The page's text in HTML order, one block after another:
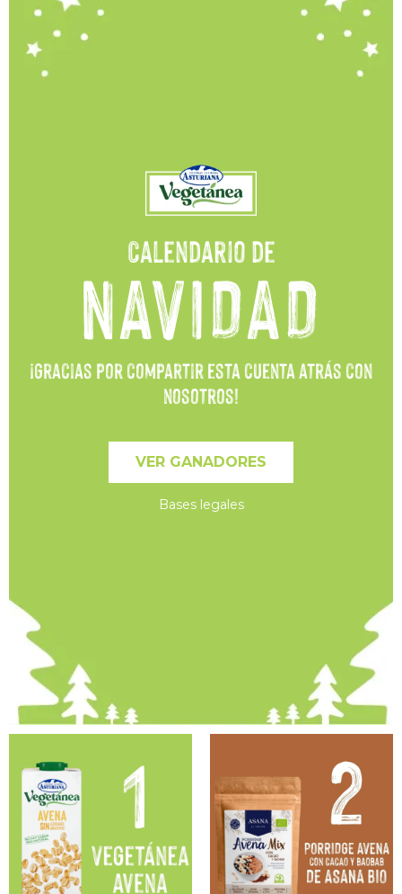
Calendario de
NAVIDAD
¡Gracias por compartir esta cuenta atrás con
nosotros!
VER GANADORES
Bases legales